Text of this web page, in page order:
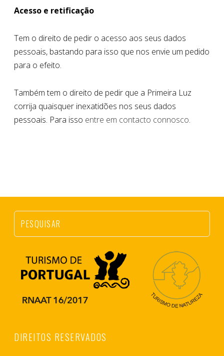
Acesso e retificação
Tem o direito de pedir o acesso aos seus dados
pessoais, bastando para isso que nos envie um pedido
para o efeito.
Também tem o direito de pedir que a Primeira Luz
corrija quaisquer inexatidões nos seus dados
pessoais. Para isso entre em contacto connosco.
DIREITOS RESERVADOS